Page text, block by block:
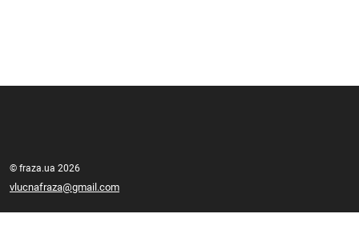
© fraza.ua 2026
vlucnafraza@gmail.com